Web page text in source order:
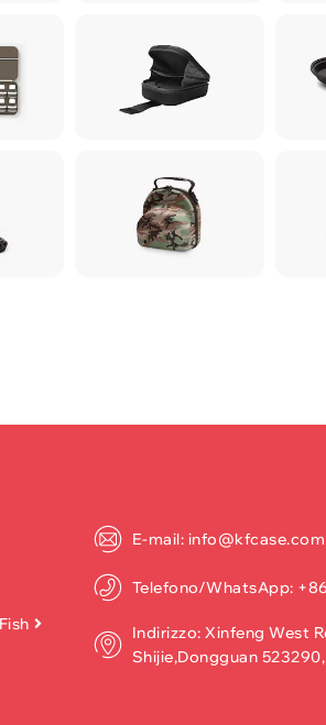
E-mail: info@kfcase.com
Telefono/WhatsApp:
Indirizzo: Xinfeng West
Shijie,Dongguan